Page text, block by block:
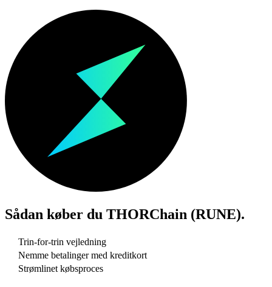
Sådan køber du THORChain (RUNE).
Trin-for-trin vejledning
Nemme betalinger med kreditkort
Strømlinet købsproces